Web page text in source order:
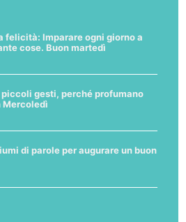
felicità: Imparare ogni giorno a
cose. Buon martedì
gesti, perché profumano
Mercoledì
di parole per augurare un buon